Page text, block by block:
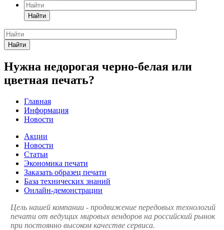
Найти
Найти
Нужна недорогая черно-белая или
цветная печать?
Главная
Информация
Новости
Акции
Новости
Статьи
Экономика печати
Заказать образец печати
База технических знаний
Онлайн-демонстрации
Цель нашей компании - продвижение передовых технологий
печати от ведущих мировых вендоров на российский рынок
при постоянно высоком качестве сервиса.